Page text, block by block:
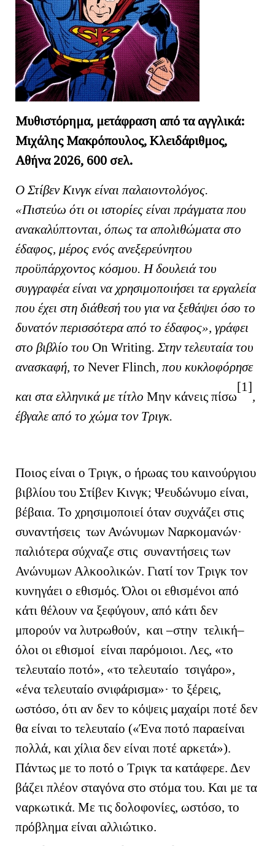
Μυθιστόρημα, μετάφραση από τα αγγλικά:
Μιχάλης Μακρόπουλος, Κλειδάριθμος,
Αθήνα 2026, 600 σελ.
Ο Στίβεν Κινγκ είναι παλαιοντολόγος.
«Πιστεύω ότι οι ιστορίες είναι πράγματα που
ανακαλύπτονται, όπως τα απολιθώματα στο
έδαφος, μέρος ενός ανεξερεύνητου
προϋπάρχοντος κόσμου. Η δουλειά του
συγγραφέα είναι να χρησιμοποιήσει τα εργαλεία
που έχει στη διάθεσή του για να ξεθάψει όσο το
δυνατόν περισσότερα από το έδαφος», γράφει
στο βιβλίο του On Writing. Στην τελευταία του
ανασκαφή, το Never Flinch, που κυκλοφόρησε
και στα ελληνικά με τίτλο Μην κάνεις πίσω
[1]
,
έβγαλε από το χώμα τον Τριγκ.
Ποιος είναι ο Τριγκ, ο ήρωας του καινούργιου
βιβλίου του Στίβεν Κινγκ; Ψευδώνυμο είναι,
βέβαια. Το χρησιμοποιεί όταν συχνάζει στις
συναντήσεις των Ανώνυμων Ναρκομανών·
παλιότερα σύχναζε στις συναντήσεις των
Ανώνυμων Αλκοολικών. Γιατί τον Τριγκ τον
κυνηγάει ο εθισμός. Όλοι οι εθισμένοι από
κάτι θέλουν να ξεφύγουν, από κάτι δεν
μπορούν να λυτρωθούν, και –στην τελική–
όλοι οι εθισμοί είναι παρόμοιοι. Λες, «το
τελευταίο ποτό», «το τελευταίο τσιγάρο»,
«ένα τελευταίο σνιφάρισμα»· το ξέρεις,
ωστόσο, ότι αν δεν το κόψεις μαχαίρι ποτέ δεν
θα είναι το τελευταίο («Ένα ποτό παραείναι
πολλά, και χίλια δεν είναι ποτέ αρκετά»).
Πάντως με το ποτό ο Τριγκ τα κατάφερε. Δεν
βάζει πλέον σταγόνα στο στόμα του. Και με τα
ναρκωτικά. Με τις δολοφονίες, ωστόσο, το
πρόβλημα είναι αλλιώτικο.